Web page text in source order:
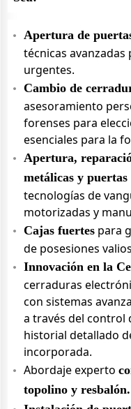
Apertura de
técnicas
urgentes.
Cambio de
asesoramiento
forenses para
esenciales para la
Apertura,
metálicas y
tecnologías de
motorizadas y
Cajas fuertes para
de posesiones
Innovación en la
cerraduras
con sistemas
a través del control
historial detallado
incorporada.
Abordaje experto
topolino y resbalón.